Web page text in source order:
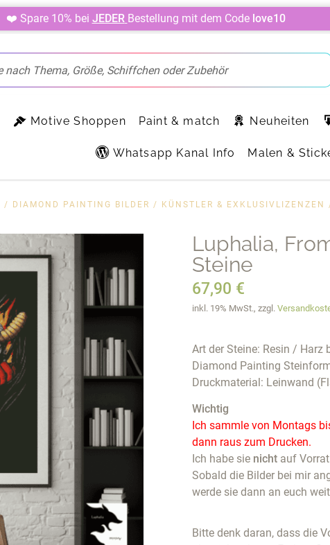
❤️ Spare 10% bei JEDER Bestellung mit dem Code love10
Motive Shoppen Paint & match Neuheiten
Whatsapp Kanal Info Malen &
/ DIAMOND PAINTING BILDER / KÜNSTLER & EXKLUSIVLIZENZEN
Luphalia,
Steine
67,90 €
inkl. 19% MwSt., zzgl.
Art der Steine: Resin / Harz
Diamond Painting
Druckmaterial: Leinwand
Wichtig
Ich sammle von Montags
dann raus zum Drucken.
Ich habe sie nicht auf
Sobald die Bilder bei mir
werde sie dann an euch
Bitte denk daran, dass die